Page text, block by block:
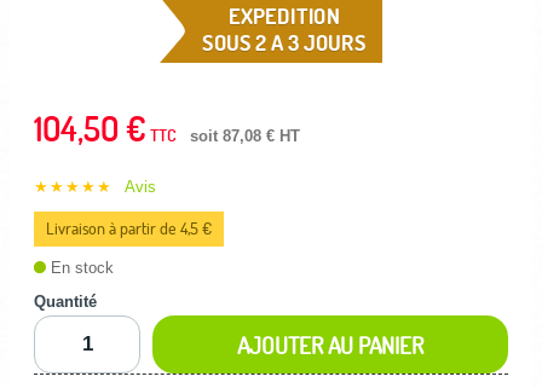
EXPEDITION
SOUS 2 A 3 JOURS
104,50 € TTC soit 87,08 € HT
★★★★★ Avis
Livraison à partir de 4,5 €
En stock
Quantité
AJOUTER AU PANIER